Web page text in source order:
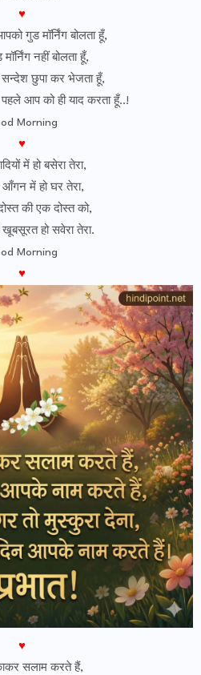
♥
गुड मॉर्निंग बोलता हूँ,
नहीं बोलता हूँ,
छुपा कर भेजता हूँ,
आप को ही याद करता हूँ..!
Morning
♥
में हो बसेरा तेरा,
आँगन में हो घर तेरा,
की एक दोस्त को,
हो सवेरा तेरा.
Morning
♥
♥
सलाम करते हैं,